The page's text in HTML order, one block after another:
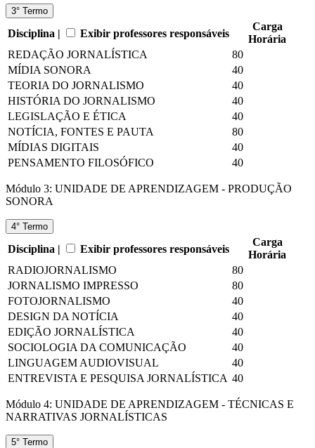
3° Termo
Disciplina | Exibir professores responsáveis
Carga
Horária
REDAÇÃO JORNALÍSTICA
80
MÍDIA SONORA
40
TEORIA DO JORNALISMO
40
HISTÓRIA DO JORNALISMO
40
LEGISLAÇÃO E ÉTICA
40
NOTÍCIA, FONTES E PAUTA
80
MÍDIAS DIGITAIS
40
PENSAMENTO FILOSÓFICO
40
Módulo 3: UNIDADE DE APRENDIZAGEM - PRODUÇÃO
SONORA
4° Termo
Disciplina | Exibir professores responsáveis
Carga
Horária
RADIOJORNALISMO
80
JORNALISMO IMPRESSO
80
FOTOJORNALISMO
40
DESIGN DA NOTÍCIA
40
EDIÇÃO JORNALÍSTICA
40
SOCIOLOGIA DA COMUNICAÇÃO
40
LINGUAGEM AUDIOVISUAL
40
ENTREVISTA E PESQUISA JORNALÍSTICA 40
Módulo 4: UNIDADE DE APRENDIZAGEM - TÉCNICAS E
NARRATIVAS JORNALÍSTICAS
5° Termo